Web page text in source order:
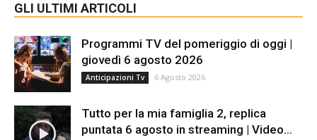
GLI ULTIMI ARTICOLI
Programmi TV del pomeriggio di oggi |
giovedì 6 agosto 2026
Anticipazioni Tv 6 Agosto 2026
Tutto per la mia famiglia 2, replica
puntata 6 agosto in streaming | Video...